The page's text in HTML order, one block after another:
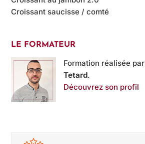
Croissant saucisse / comté
LE FORMATEUR
Formation réalisée par
Tetard.
Découvrez son profil